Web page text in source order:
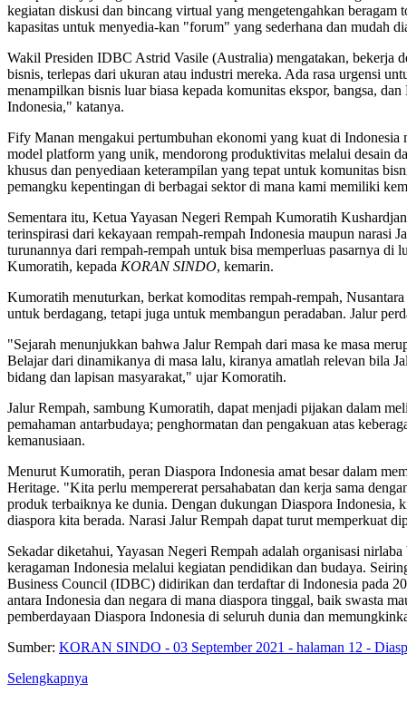
kegiatan diskusi dan bincang virtual yang mengetengahkan
kapasitas untuk menyedia-kan "forum" yang sederhana dan mudah
Wakil Presiden IDBC Astrid Vasile (Australia) mengatakan, bekerja
bisnis, terlepas dari ukuran atau industri mereka. Ada rasa urgensi
menampilkan bisnis luar biasa kepada komunitas ekspor, bangsa,
Indonesia," katanya.
Fify Manan mengakui pertumbuhan ekonomi yang kuat di
model platform yang unik, mendorong produktivitas melalui desain
khusus dan penyediaan keterampilan yang tepat untuk komunitas
pemangku kepentingan di berbagai sektor di mana kami memiliki
Sementara itu, Ketua Yayasan Negeri Rempah Kumoratih
terinspirasi dari kekayaan rempah-rempah Indonesia maupun
turunannya dari rempah-rempah untuk bisa memperluas pasarnya
Kumoratih, kepada KORAN SINDO, kemarin.
Kumoratih menuturkan, berkat komoditas rempah-rempah,
untuk berdagang, tetapi juga untuk membangun peradaban. Jalur
"Sejarah menunjukkan bahwa Jalur Rempah dari masa ke masa
Belajar dari dinamikanya di masa lalu, kiranya amatlah relevan bila
bidang dan lapisan masyarakat," ujar Komoratih.
Jalur Rempah, sambung Kumoratih, dapat menjadi pijakan dalam
pemahaman antarbudaya; penghormatan dan pengakuan atas
kemanusiaan.
Menurut Kumoratih, peran Diaspora Indonesia amat besar dalam
Heritage. "Kita perlu mempererat persahabatan dan kerja sama
produk terbaiknya ke dunia. Dengan dukungan Diaspora Indonesia,
diaspora kita berada. Narasi Jalur Rempah dapat turut memperkuat
Sekadar diketahui, Yayasan Negeri Rempah adalah organisasi
keragaman Indonesia melalui kegiatan pendidikan dan budaya.
Business Council (IDBC) didirikan dan terdaftar di Indonesia pada
antara Indonesia dan negara di mana diaspora tinggal, baik swasta
pemberdayaan Diaspora Indonesia di seluruh dunia dan
Sumber: KORAN SINDO - 03 September 2021 - halaman 12 -
Selengkapnya